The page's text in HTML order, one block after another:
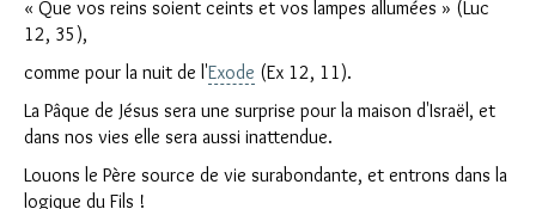
« Que vos reins soient ceints et vos lampes allumées » (Luc
12, 35),
comme pour la nuit de l'Exode (Ex 12, 11).
La Pâque de Jésus sera une surprise pour la maison d'Israël, et
dans nos vies elle sera aussi inattendue.
Louons le Père source de vie surabondante, et entrons dans la
logique du Fils !